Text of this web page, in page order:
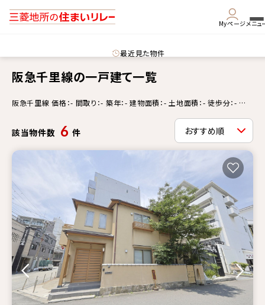
Myページメニュ
最近見た物件
阪急千里線の一戸建て一覧
阪急千里線 価格：- 間取り：- 築年：- 建物面積：- 土地面積：- 徒歩分：- 更
該当物件数 6 件